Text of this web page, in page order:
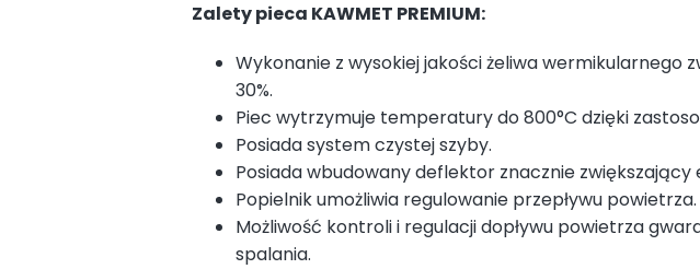
Zalety pieca KAWMET PREMIUM:
Wykonanie z wysokiej jakości żeliwa wermikularnego
30%.
Piec wytrzymuje temperatury do 800°C dzięki
Posiada system czystej szyby.
Posiada wbudowany deflektor znacznie
Popielnik umożliwia regulowanie przepływu powietrza.
Możliwość kontroli i regulacji dopływu powietrza
spalania.